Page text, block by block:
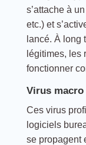
s’attache à
etc.) et
lancé. À long
légitimes, les
fonctionner
Virus macro
Ces virus
logiciels
se propagent